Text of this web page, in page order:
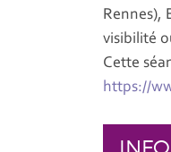
Rennes),
visibilité
Cette
https://